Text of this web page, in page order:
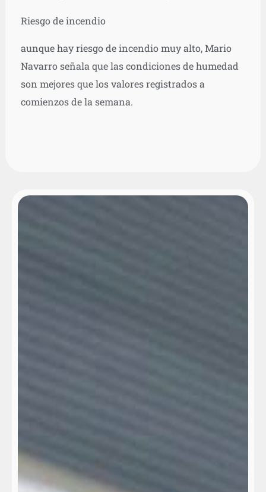
Riesgo de incendio
aunque hay riesgo de incendio muy alto, Mario
Navarro señala que las condiciones de humedad
son mejores que los valores registrados a
comienzos de la semana.